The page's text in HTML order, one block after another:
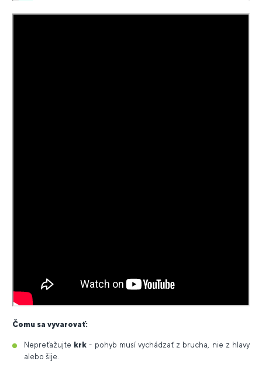
Čomu sa vyvarovať:
Nepreťažujte krk - pohyb musí vychádzať z brucha, nie z hlavy
alebo šije.